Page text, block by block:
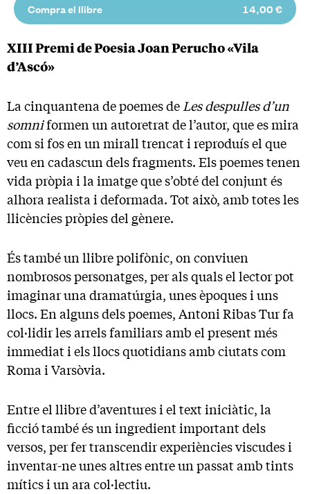
Compra el llibre 14,00 €
XIII Premi de Poesia Joan Perucho «Vila
d’Ascó»
La cinquantena de poemes deLes despulles d’un
somniformen un autoretrat de l’autor, que es mira
com si fos en un mirall trencat i reproduís el que
veu en cadascun dels fragments. Els poemes tenen
vida pròpia i la imatge que s’obté del conjunt és
alhora realista i deformada. Tot això, amb totes les
llicències pròpies del gènere.
És també un llibre polifònic, on conviuen
nombrosos personatges, per als quals el lector pot
imaginar una dramatúrgia, unes èpoques i uns
llocs. En alguns dels poemes, Antoni Ribas Tur fa
col·lidir les arrels familiars amb el present més
immediat i els llocs quotidians amb ciutats com
Roma i Varsòvia.
Entre el llibre d’aventures i el text iniciàtic, la
ficció també és un ingredient important dels
versos, per fer transcendir experiències viscudes i
inventar-ne unes altres entre un passat amb tints
mítics i un ara col·lectiu.